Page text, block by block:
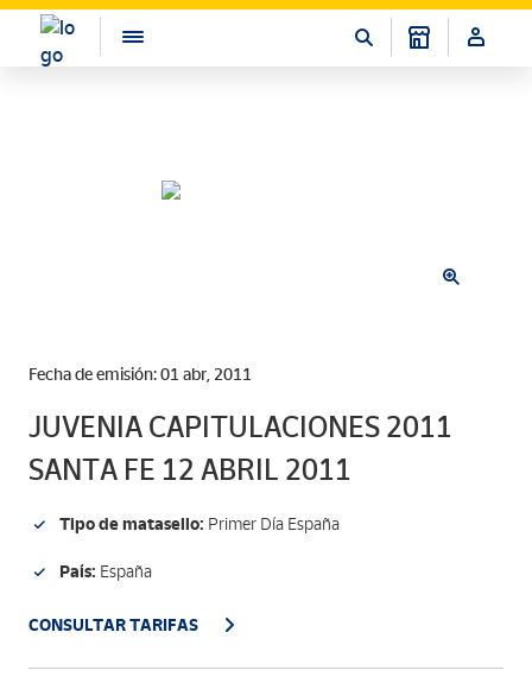
Fecha de emisión: 01 abr, 2011
JUVENIA CAPITULACIONES 2011
SANTA FE 12 ABRIL 2011
Tipo de matasello: Primer Día España
País: España
CONSULTAR TARIFAS